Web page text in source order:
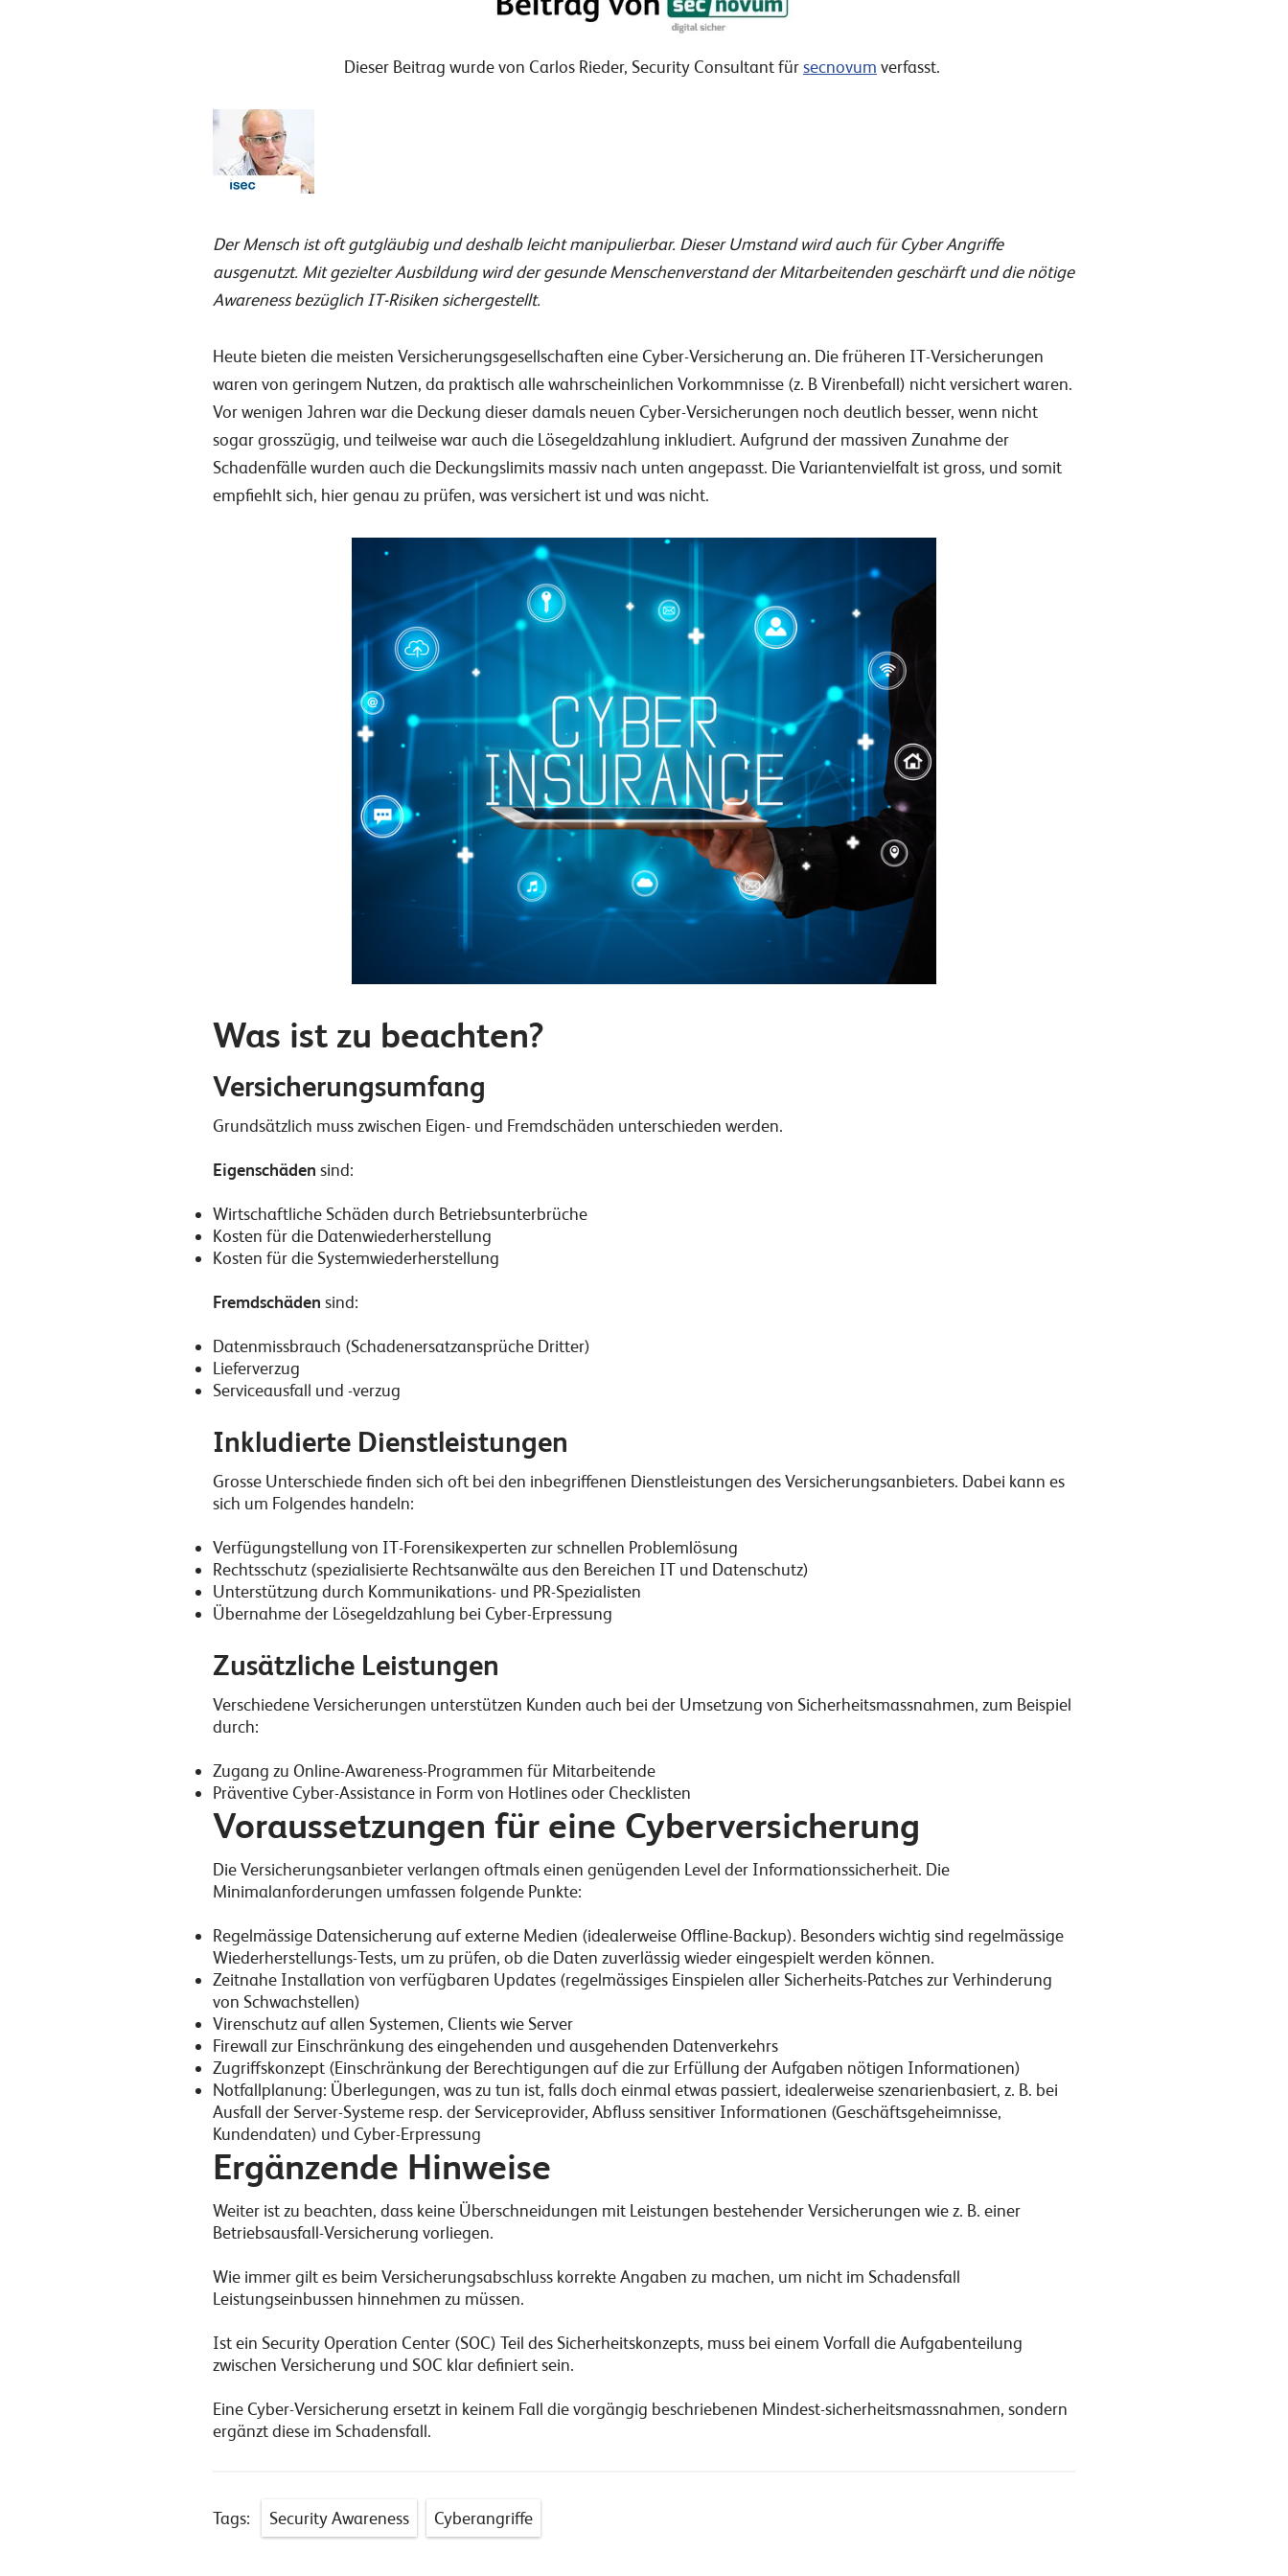
Dieser Beitrag wurde von Carlos Rieder, Security Consultant fürsecnovum verfasst.
Der Mensch ist oft gutgläubig und deshalb leicht manipulierbar. Dieser Umstand wird auch für Cyber Angriffe
ausgenutzt. Mit gezielter Ausbildung wird der gesunde Menschenverstand der Mitarbeitenden geschärft und die nötige
Awareness bezüglich IT-Risiken sichergestellt.
Heute bieten die meisten Versicherungsgesellschaften eine Cyber-Versicherung an. Die früheren IT-Versicherungen
waren von geringem Nutzen, da praktisch alle wahrscheinlichen Vorkommnisse (z. B Virenbefall) nicht versichert waren.
Vor wenigen Jahren war die Deckung dieser damals neuen Cyber-Versicherungen noch deutlich besser, wenn nicht
sogar grosszügig, und teilweise war auch die Lösegeldzahlung inkludiert. Aufgrund der massiven Zunahme der
Schadenfälle wurden auch die Deckungslimits massiv nach unten angepasst. Die Variantenvielfalt ist gross, und somit
empfiehlt sich, hier genau zu prüfen, was versichert ist und was nicht.
Was ist zu beachten?
Versicherungsumfang
Grundsätzlich muss zwischen Eigen- und Fremdschäden unterschieden werden.
Eigenschäden sind:
Wirtschaftliche Schäden durch Betriebsunterbrüche
Kosten für die Datenwiederherstellung
Kosten für die Systemwiederherstellung
Fremdschäden sind:
Datenmissbrauch (Schadenersatzansprüche Dritter)
Lieferverzug
Serviceausfall und -verzug
Inkludierte Dienstleistungen
Grosse Unterschiede finden sich oft bei den inbegriffenen Dienstleistungen des Versicherungsanbieters. Dabei kann es
sich um Folgendes handeln:
Verfügungstellung von IT-Forensikexperten zur schnellen Problemlösung
Rechtsschutz (spezialisierte Rechtsanwälte aus den Bereichen IT und Datenschutz)
Unterstützung durch Kommunikations- und PR-Spezialisten
Übernahme der Lösegeldzahlung bei Cyber-Erpressung
Zusätzliche Leistungen
Verschiedene Versicherungen unterstützen Kunden auch bei der Umsetzung von Sicherheitsmassnahmen, zum Beispiel
durch:
Zugang zu Online-Awareness-Programmen für Mitarbeitende
Präventive Cyber-Assistance in Form von Hotlines oder Checklisten
Voraussetzungen für eine Cyberversicherung
Die Versicherungsanbieter verlangen oftmals einen genügenden Level der Informationssicherheit. Die
Minimalanforderungen umfassen folgende Punkte:
Regelmässige Datensicherung auf externe Medien (idealerweise Offline-Backup). Besonders wichtig sind regelmässige
Wiederherstellungs-Tests, um zu prüfen, ob die Daten zuverlässig wieder eingespielt werden können.
Zeitnahe Installation von verfügbaren Updates (regelmässiges Einspielen aller Sicherheits-Patches zur Verhinderung
von Schwachstellen)
Virenschutz auf allen Systemen, Clients wie Server
Firewall zur Einschränkung des eingehenden und ausgehenden Datenverkehrs
Zugriffskonzept (Einschränkung der Berechtigungen auf die zur Erfüllung der Aufgaben nötigen Informationen)
Notfallplanung: Überlegungen, was zu tun ist, falls doch einmal etwas passiert, idealerweise szenarienbasiert, z. B. bei
Ausfall der Server-Systeme resp. der Serviceprovider, Abfluss sensitiver Informationen (Geschäftsgeheimnisse,
Kundendaten) und Cyber-Erpressung
Ergänzende Hinweise
Weiter ist zu beachten, dass keine Überschneidungen mit Leistungen bestehender Versicherungen wie z. B. einer
Betriebsausfall-Versicherung vorliegen.
Wie immer gilt es beim Versicherungsabschluss korrekte Angaben zu machen, um nicht im Schadensfall
Leistungseinbussen hinnehmen zu müssen.
Ist ein Security Operation Center (SOC) Teil des Sicherheitskonzepts, muss bei einem Vorfall die Aufgabenteilung
zwischen Versicherung und SOC klar definiert sein.
Eine Cyber-Versicherung ersetzt in keinem Fall die vorgängig beschriebenen Mindest-sicherheitsmassnahmen, sondern
ergänzt diese im Schadensfall.
Tags: Security Awareness Cyberangriffe